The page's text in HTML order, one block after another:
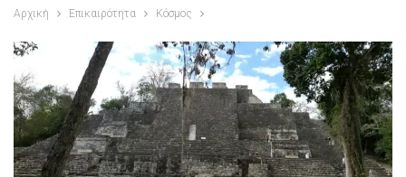
Αρχική Επικαιρότητα Κόσμος